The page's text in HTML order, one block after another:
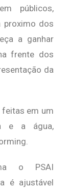
públicos,
proximo dos
a ganhar
frente dos
da
em um
e a água,
o PSAI
é ajustável